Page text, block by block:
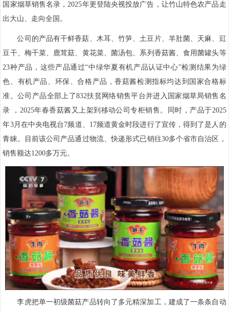
国家烟草销售名录，2025年更登陆央视投放广告，让竹山特色农产品走
出大山、走向全国。
公司的产品有干鲜香菇、木耳、竹笋、土豆片、羊肚菌、天麻、豇
豆干、梅干菜、鹿茸菇、黄花菜、菌汤包、系列香菇酱、食用菌罐头等
23种产品，这些产品通过“中绿华夏有机产品认证中心”检测结果为绿
色、有机产品、环保、合格产品，香菇酱检测指标均达到国家合格标
准。公司产品全部上了832扶贫网络销售平台并进入国家烟草局销售名
录 ，2025年春香菇酱又上架到移动公司专柜销售。同时，产品于2025
年3月在中央电视台7频道、17频道黄金时段进行了宣传，得到了是人的
青睐。目前该公司产品通过物流、快递形式已销往30多个省市自治区，
销售额达1200多万元。
李虎把单一初级菌菇产品转向了多元精深加工，建成了一条条自动